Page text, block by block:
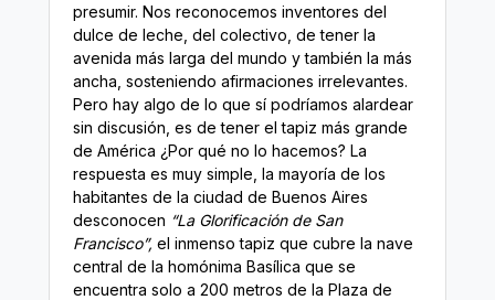
presumir. Nos reconocemos inventores del
dulce de leche, del colectivo, de tener la
avenida más larga del mundo y también la más
ancha, sosteniendo afirmaciones irrelevantes.
Pero hay algo de lo que sí podríamos alardear
sin discusión, es de tener el tapiz más grande
de América ¿Por qué no lo hacemos? La
respuesta es muy simple, la mayoría de los
habitantes de la ciudad de Buenos Aires
desconocen “La Glorificación de San
Francisco”, el inmenso tapiz que cubre la nave
central de la homónima Basílica que se
encuentra solo a 200 metros de la Plaza de